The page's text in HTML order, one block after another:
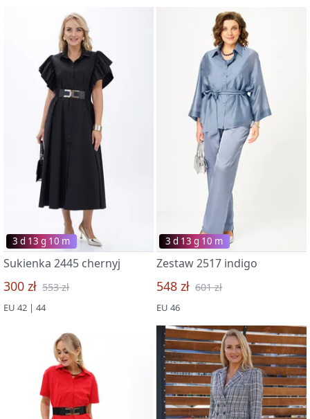
3 d 13 g 09 m
Sukienka 2445 chernyj
300 zł 553 zł
EU 42 | 44
3 d 13 g 09 m
Zestaw 2517 indigo
548 zł 601 zł
EU 46